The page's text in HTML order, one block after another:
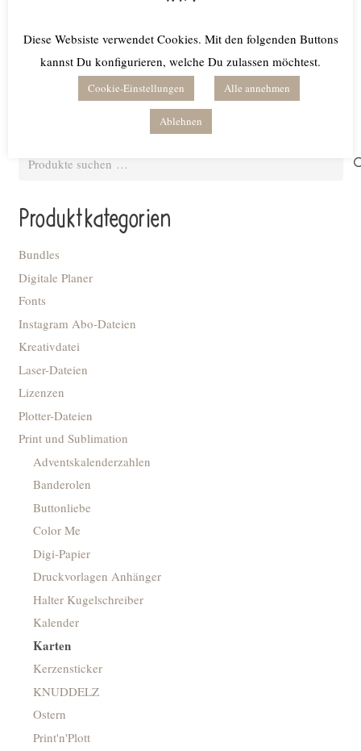
inkl. MwSt.
Lieferzeit: keine Lieferzeit (z.B. Download)
In den Warenkorb
Suchen
Produktkategorien
Bundles
Digitale Planer
Fonts
Instagram Abo-Dateien
Kreativdatei
Laser-Dateien
Lizenzen
Plotter-Dateien
Print und Sublimation
Adventskalenderzahlen
Banderolen
Buttonliebe
Color Me
Digi-Papier
Druckvorlagen Anhänger
Halter Kugelschreiber
Kalender
Karten
Kerzensticker
KNUDDELZ
Ostern
Print'n'Plott
Diese Websiste verwendet Cookies. Mit den folgenden Buttons
kannst Du konfigurieren, welche Du zulassen möchtest.
Cookie-Einstellungen Alle annehmen
Ablehnen